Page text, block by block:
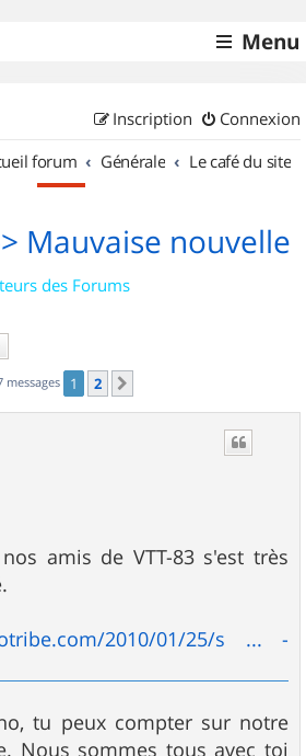
Menu
Connexion
Inscription
forum Générale Le café du site
Mauvaise nouvelle
des Forums
messages 1 2
amis de VTT-83 s'est très
2010/01/25/s ... -
tu peux compter sur notre
Nous sommes tous avec toi